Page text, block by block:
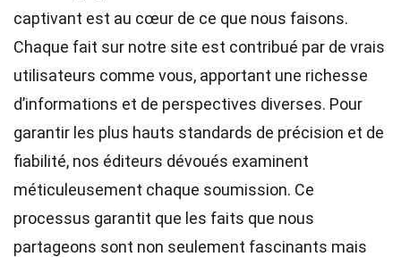
captivant est au cœur de ce que nous faisons.
Chaque fait sur notre site est contribué par de vrais
utilisateurs comme vous, apportant une richesse
d’informations et de perspectives diverses. Pour
garantir les plus hauts standards de précision et de
fiabilité, nos éditeurs dévoués examinent
méticuleusement chaque soumission. Ce
processus garantit que les faits que nous
partageons sont non seulement fascinants mais